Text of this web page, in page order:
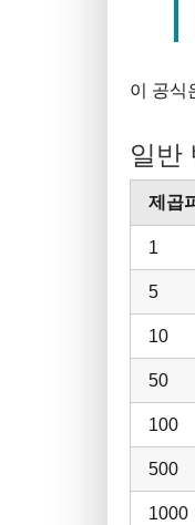
이 공식
일반
제곱
1
5
10
50
100
500
1000